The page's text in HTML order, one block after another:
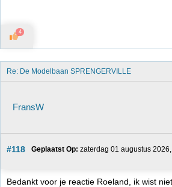
4
Re: De Modelbaan SPRENGERVILLE
FransW
#118 Geplaatst Op: zaterdag 01 augustus
Bedankt voor je reactie Roeland, ik wist